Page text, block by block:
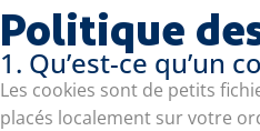
Politique
1. Qu’est-ce qu’un
Les cookies sont de petits
placés localement sur votre